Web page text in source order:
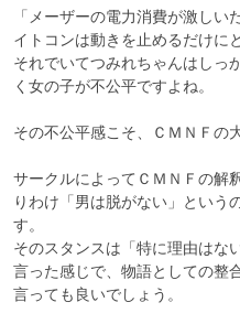
「メーザーの電力消費が激しい
イトコンは動きを止めるだけに
それでいてつみれちゃんはしっ
く女の子が不公平ですよね。
その不公平感こそ、ＣＭＮＦの
サークルによってＣＭＮＦの解
りわけ「男は脱がない」という
す。
そのスタンスは「特に理由はな
言った感じで、物語としての
言っても良いでしょう。